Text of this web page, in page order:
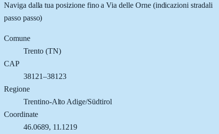
Naviga dalla tua posizione fino aVia delle Orne(indicazioni stradali
passo passo)
Comune
Trento(TN)
CAP
38121–38123
Regione
Trentino-Alto Adige/Südtirol
Coordinate
46.0689, 11.1219